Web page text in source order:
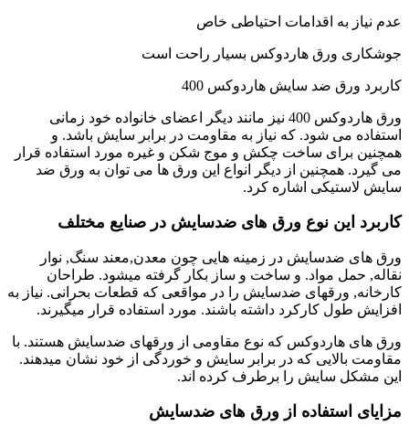
عدم نیاز به اقدامات احتیاطی خاص
جوشکاری ورق هاردوکس بسیار راحت است
کاربرد ورق ضد سایش هاردوکس 400
ورق هاردوکس 400 نیز مانند دیگر اعضای خانواده خود زمانی
استفاده می شود. که نیاز به مقاومت در برابر سایش باشد. و
همچنین برای ساخت چکش و موج شکن و غیره مورد استفاده قرار
می گیرد. همچنین از دیگر انواع این ورق ها می توان به ورق ضد
سایش لاستیکی اشاره کرد.
کاربرد این نوع ورق های ضدسایش در صنایع مختلف
ورق های ضدسایش در زمینه هایی چون معدن,معند سنگ, نوار
نقاله, حمل مواد. و ساخت و ساز بکار گرفته میشود. طراحان
کارخانه, ورقهای ضدسایش را در مواقعی که قطعات بحرانی. نیاز به
افزایش طول کارکرد داشته باشند. مورد استفاده قرار میگیرند.
ورق های هاردوکس که نوع مقاومی از ورقهای ضدسایش هستند. با
مقاومت بالایی که در برابر سایش و خوردگی از خود نشان میدهند.
این مشکل سایش را برطرف کرده اند.
مزایای استفاده از ورق های ضدسایش